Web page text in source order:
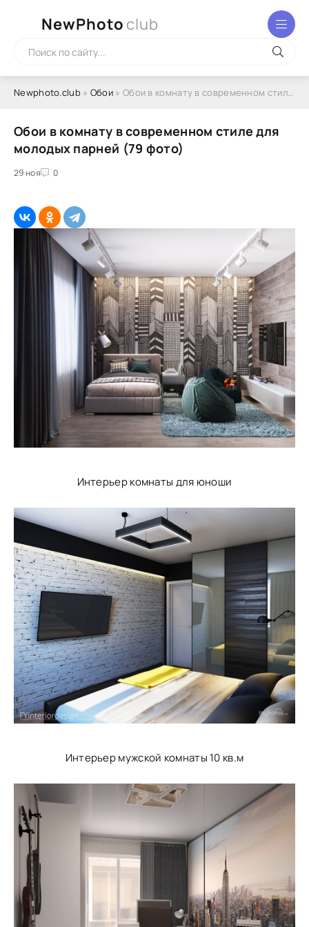
NewPhoto club
Newphoto.club» Обои » Обои в комнату в современном стиле для молодых парней (79 фото)
Обои в комнату в современном стиле для
молодых парней (79 фото)
29 ноя 0
Интерьер комнаты для юноши
Интерьер мужской комнаты 10 кв.м